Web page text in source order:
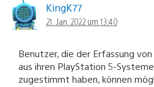
KingK77
21. Jan. 2022 um 13:40
Benutzer, die der Erfassung
aus ihren PlayStation 5-
zugestimmt haben, können